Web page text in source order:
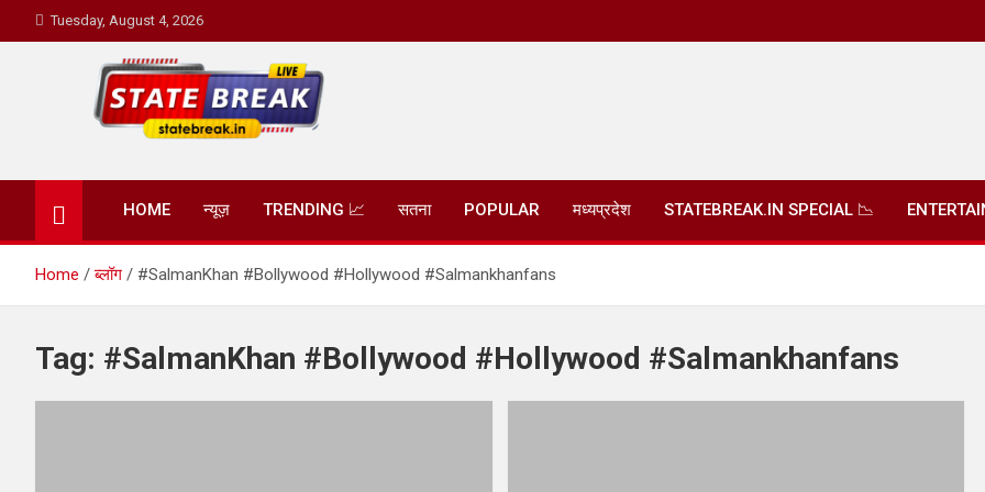
to
Tuesday, August 4, 2026
State Break
HOME न्यूज़ TRENDING 📈 सतना POPULAR मध्यप्रदेश STATEBREAK.IN SPECIAL 📉
Home ब्लॉग #SalmanKhan #Bollywood #Hollywood #Salmankhanfans
Tag: #SalmanKhan #Bollywood #Hollywood #Salmankhanfans